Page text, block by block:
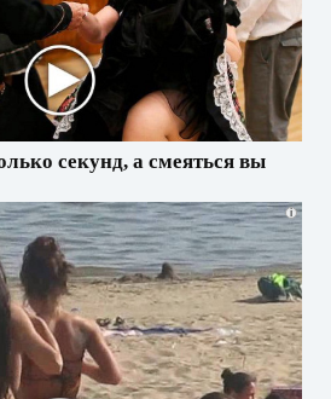
секунд, а смеяться вы
i